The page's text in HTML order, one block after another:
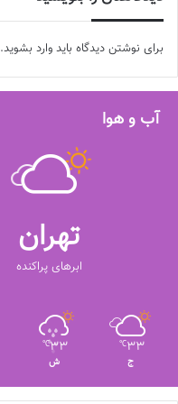
برای نوشتن دیدگاه باید وارد بشوید.
آب و هوا
تهران
ابرهای پراکنده
33
℃
ج
33
℃
ش